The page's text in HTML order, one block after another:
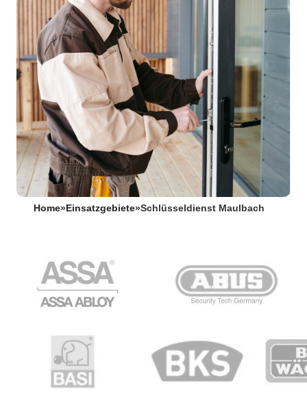
Home» Einsatzgebiete»Schlüsseldienst Maulbach